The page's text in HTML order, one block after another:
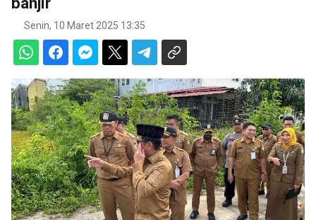
Senin, 10 Maret 2025 13:35